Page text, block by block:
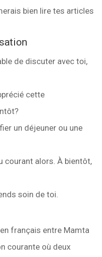
bien lire tes articles
de discuter avec toi,
cette
un déjeuner ou une
courant alors. À bientôt,
soin de toi.
français entre Mamta
courante où deux